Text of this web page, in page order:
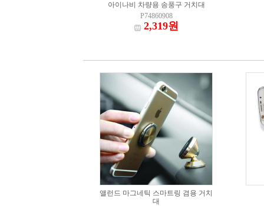
아이나비 차량용 송풍구 거치대
P74860908
2,319원
앨런드 마그네틱 스마트링 겸용 거치
대